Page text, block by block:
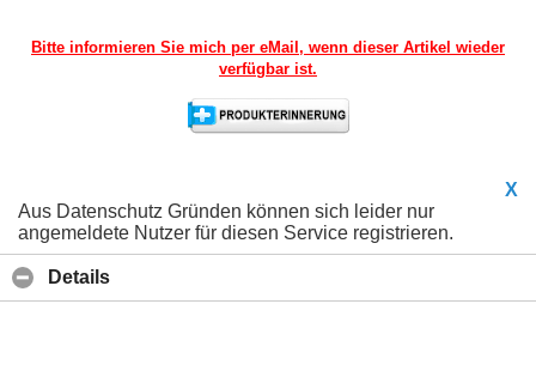
Bitte informieren Sie mich per eMail, wenn dieser Artikel wieder
verfügbar ist.
X
Aus Datenschutz Gründen können sich leider nur
angemeldete Nutzer für diesen Service registrieren.
Details